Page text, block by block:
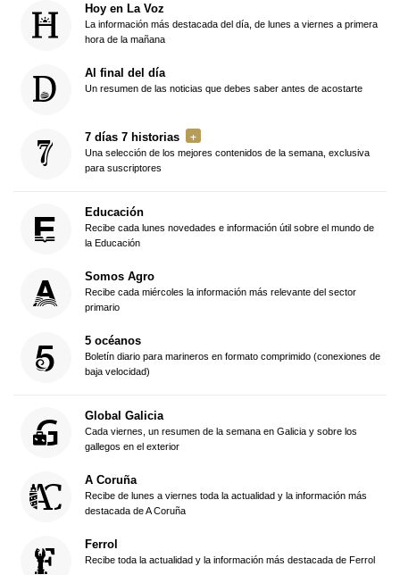
Hoy en La Voz
La información más destacada del día, de lunes a viernes a primera
hora de la mañana
Al final del día
Un resumen de las noticias que debes saber antes de acostarte
7 días 7 historias
Una selección de los mejores contenidos de la semana, exclusiva
para suscriptores
Educación
Recibe cada lunes novedades e información útil sobre el mundo de
la Educación
Somos Agro
Recibe cada miércoles la información más relevante del sector
primario
5 océanos
Boletín diario para marineros en formato comprimido (conexiones de
baja velocidad)
Global Galicia
Cada viernes, un resumen de la semana en Galicia y sobre los
gallegos en el exterior
A Coruña
Recibe de lunes a viernes toda la actualidad y la información más
destacada de A Coruña
Ferrol
Recibe toda la actualidad y la información más destacada de Ferrol